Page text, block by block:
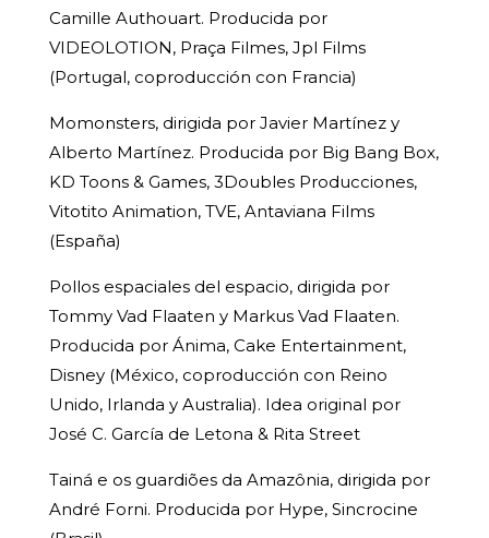
Camille Authouart. Producida por
VIDEOLOTION, Praça Filmes, Jpl Films
(Portugal, coproducción con Francia)
Momonsters, dirigida por Javier Martínez y
Alberto Martínez. Producida por Big Bang Box,
KD Toons & Games, 3Doubles Producciones,
Vitotito Animation, TVE, Antaviana Films
(España)
Pollos espaciales del espacio, dirigida por
Tommy Vad Flaaten y Markus Vad Flaaten.
Producida por Ánima, Cake Entertainment,
Disney (México, coproducción con Reino
Unido, Irlanda y Australia). Idea original por
José C. García de Letona & Rita Street
Tainá e os guardiões da Amazônia, dirigida por
André Forni. Producida por Hype, Sincrocine